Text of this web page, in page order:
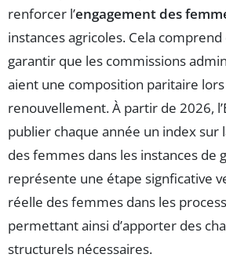
renforcer l’engagement des
instances agricoles. Cela
garantir que les commissions
aient une composition paritaire
renouvellement. À partir de 2026,
publier chaque année un index sur
des femmes dans les instances de
représente une étape signficative
réelle des femmes dans les
permettant ainsi d’apporter des
structurels nécessaires.